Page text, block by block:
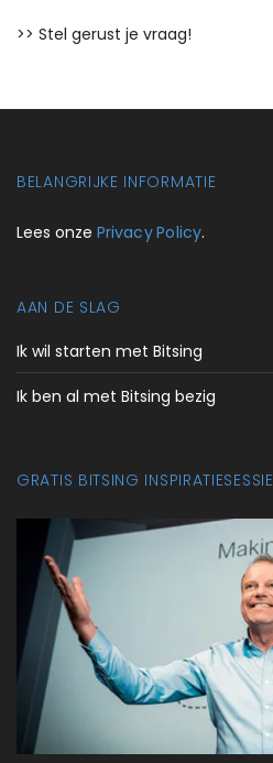
>> Stel gerust je vraag!
BELANGRIJKE INFORMATIE
Lees onzePrivacy Policy.
AAN DE SLAG
Ik wil starten met Bitsing
Ik ben al met Bitsing bezig
GRATIS BITSING INSPIRATIESESSIE